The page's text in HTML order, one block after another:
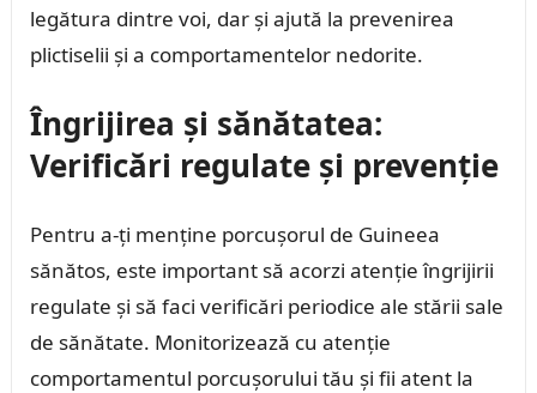
legătura dintre voi, dar și ajută la prevenirea
plictiselii și a comportamentelor nedorite.
Îngrijirea și sănătatea:
Verificări regulate și prevenție
Pentru a-ți menține porcușorul de Guineea
sănătos, este important să acorzi atenție îngrijirii
regulate și să faci verificări periodice ale stării sale
de sănătate. Monitorizează cu atenție
comportamentul porcușorului tău și fii atent la